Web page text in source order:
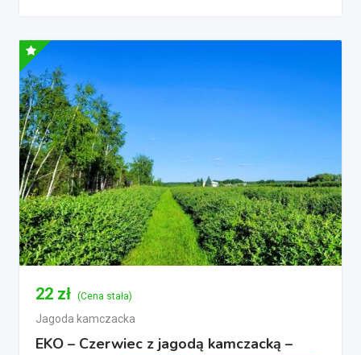
22 zł (Cena stała)
Jagoda kamczacka
EKO – Czerwiec z jagodą kamczacką –